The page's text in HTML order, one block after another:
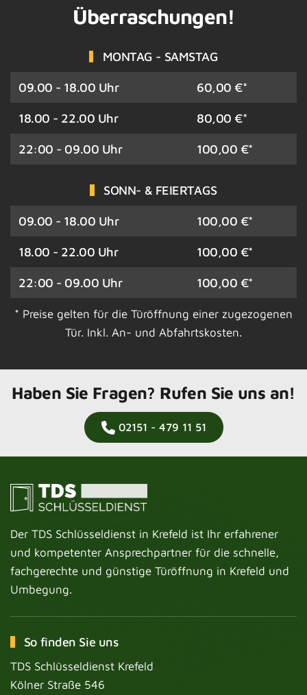
Überraschungen!
MONTAG - SAMSTAG
09.00 - 18.00 Uhr 60,00 €*
18.00 - 22.00 Uhr 80,00 €*
22:00 - 09.00 Uhr 100,00 €*
SONN- & FEIERTAGS
09.00 - 18.00 Uhr 100,00 €*
18.00 - 22.00 Uhr 100,00 €*
22:00 - 09.00 Uhr 100,00 €*
* Preise gelten für die Türöffnung einer zugezogenen
Tür. Inkl. An- und Abfahrtskosten.
Haben Sie Fragen? Rufen Sie uns an!
02151 - 479 11 51
Der TDS Schlüsseldienst in Krefeld ist Ihr erfahrener
und kompetenter Ansprechpartner für die schnelle,
fachgerechte und günstige Türöffnung in Krefeld und
Umbegung.
So finden Sie uns
TDS Schlüsseldienst Krefeld
Kölner Straße 546